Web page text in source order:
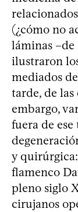
(¿cómo no
láminas
ilustraron
mediados
tarde, de
embargo,
fuera de
y
flamenco
pleno siglo
cirujanos